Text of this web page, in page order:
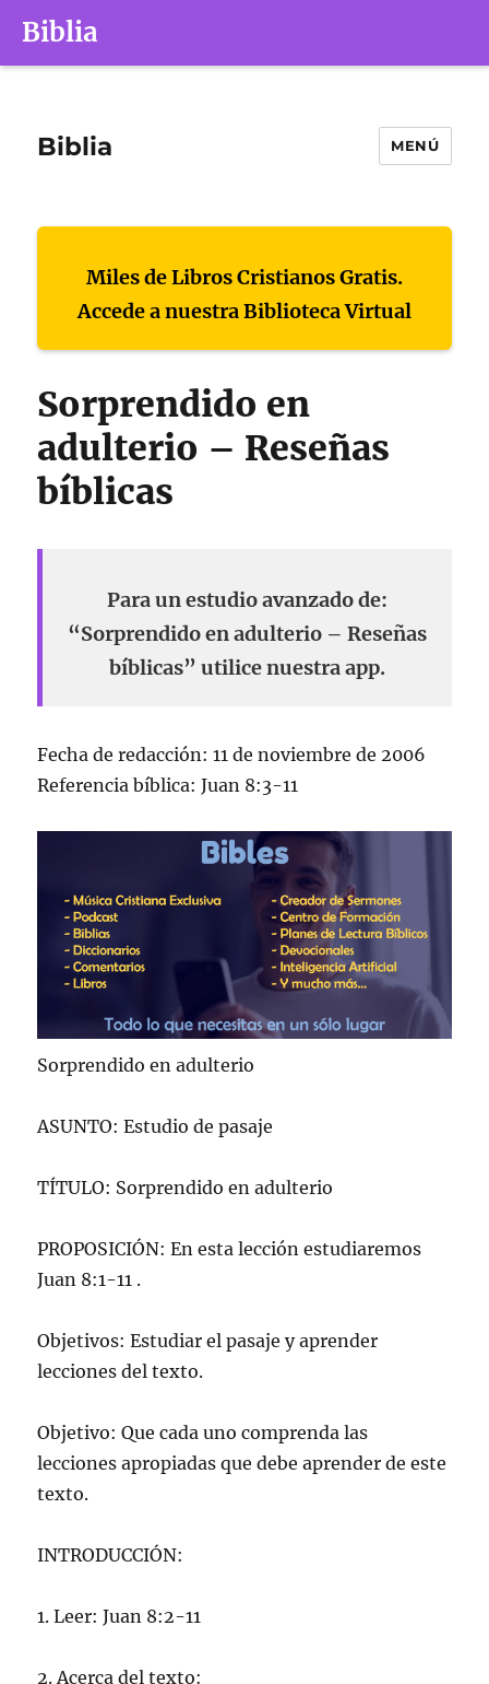
Biblia
Biblia MENÚ
Miles de Libros Cristianos Gratis.
Accede a nuestra Biblioteca Virtual
Sorprendido en
adulterio – Reseñas
bíblicas
Para un estudio avanzado de:
“Sorprendido en adulterio – Reseñas
bíblicas” utilice nuestra app.
Fecha de redacción: 11 de noviembre de 2006
Referencia bíblica: Juan 8:3-11
Sorprendido en adulterio
ASUNTO: Estudio de pasaje
TÍTULO: Sorprendido en adulterio
PROPOSICIÓN: En esta lección estudiaremos
Juan 8:1-11 .
Objetivos: Estudiar el pasaje y aprender
lecciones del texto.
Objetivo: Que cada uno comprenda las
lecciones apropiadas que debe aprender de este
texto.
INTRODUCCIÓN:
1. Leer: Juan 8:2-11
2. Acerca del texto: